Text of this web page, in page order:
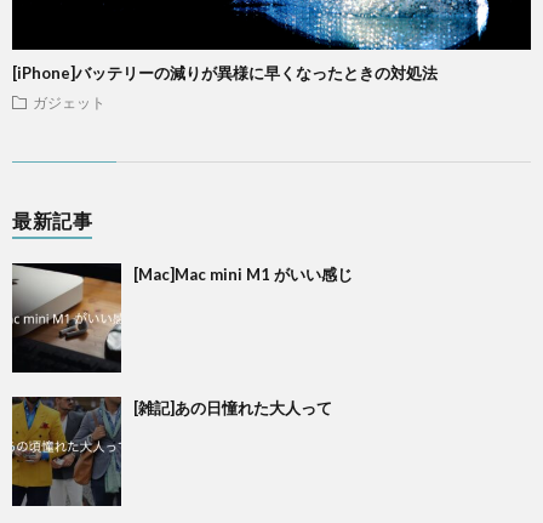
[iPhone]バッテリーの減りが異様に早くなったときの対処法
ガジェット
最新記事
[Mac]Mac mini M1 がいい感じ
[雑記]あの日憧れた大人って